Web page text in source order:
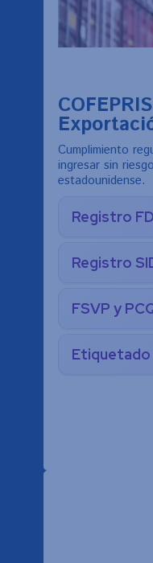
Cumplimiento
ingresar sin
estadounidense.
Registro
Registro
FSVP y
Etiquetado